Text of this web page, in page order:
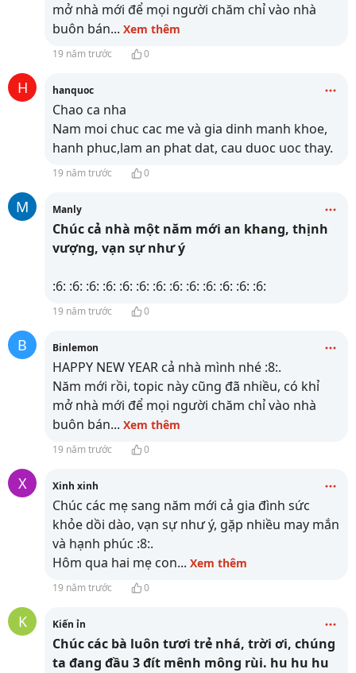
mở nhà mới để mọi người chăm chỉ vào nhà
buôn bán... Xem thêm
19 năm trước 0
H hanquoc
Chao ca nha
Nam moi chuc cac me và gia dinh manh khoe,
hanh phuc,lam an phat dat, cau duoc uoc thay.
19 năm trước 0
M Manly
Chúc cả nhà một năm mới an khang, thịnh
vượng, vạn sự như ý
:6: :6: :6: :6: :6: :6: :6: :6: :6: :6: :6: :6: :6:
19 năm trước 0
B Binlemon
HAPPY NEW YEAR cả nhà mình nhé :8:.
Năm mới rồi, topic này cũng đã nhiều, có khỉ
mở nhà mới để mọi người chăm chỉ vào nhà
buôn bán... Xem thêm
19 năm trước 0
X Xinh xinh
Chúc các mẹ sang năm mới cả gia đình sức
khỏe dồi dào, vạn sự như ý, gặp nhiều may mắn
và hạnh phúc :8:.
Hôm qua hai mẹ con... Xem thêm
19 năm trước 0
K Kiến ỉn
Chúc các bà luôn tươi trẻ nhá, trời ơi, chúng
ta đang đầu 3 đít mênh mông rùi. hu hu hu